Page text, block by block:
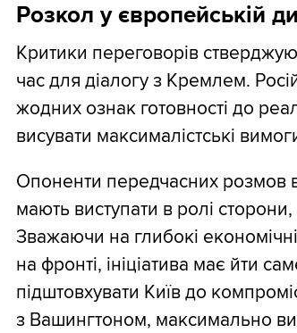
Розкол у європейській
Критики переговорів
час для діалогу з Кремлем.
жодних ознак готовності до
висувати максималістські
Опоненти передчасних розмов
мають виступати в ролі
Зважаючи на глибокі
на фронті, ініціатива має йти
підштовхувати Київ до
з Вашингтоном, максимально